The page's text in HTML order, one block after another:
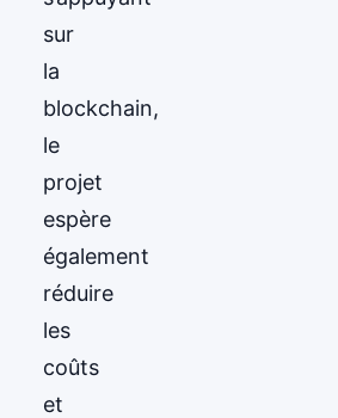
sur
la
blockchain,
le
projet
espère
également
réduire
les
coûts
et